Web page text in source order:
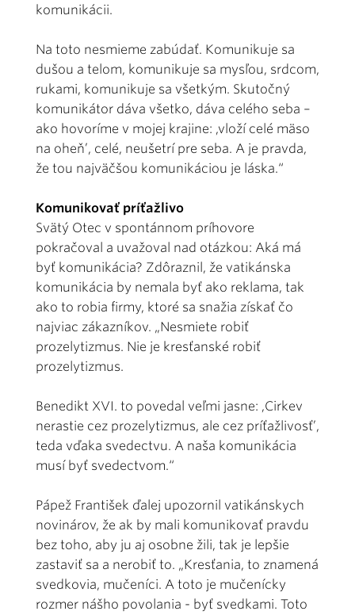
komunikácii.
Na toto nesmieme zabúdať. Komunikuje sa
dušou a telom, komunikuje sa mysľou, srdcom,
rukami, komunikuje sa všetkým. Skutočný
komunikátor dáva všetko, dáva celého seba –
ako hovoríme v mojej krajine: ,vloží celé mäso
na oheň’, celé, neušetrí pre seba. A je pravda,
že tou najväčšou komunikáciou je láska.“
Komunikovať príťažlivo
Svätý Otec v spontánnom príhovore
pokračoval a uvažoval nad otázkou: Aká má
byť komunikácia? Zdôraznil, že vatikánska
komunikácia by nemala byť ako reklama, tak
ako to robia firmy, ktoré sa snažia získať čo
najviac zákazníkov. „Nesmiete robiť
prozelytizmus. Nie je kresťanské robiť
prozelytizmus.
Benedikt XVI. to povedal veľmi jasne: ,Cirkev
nerastie cez prozelytizmus, ale cez príťažlivosť’,
teda vďaka svedectvu. A naša komunikácia
musí byť svedectvom.“
Pápež František ďalej upozornil vatikánskych
novinárov, že ak by mali komunikovať pravdu
bez toho, aby ju aj osobne žili, tak je lepšie
zastaviť sa a nerobiť to. „Kresťania, to znamená
svedkovia, mučeníci. A toto je mučenícky
rozmer nášho povolania - byť svedkami. Toto